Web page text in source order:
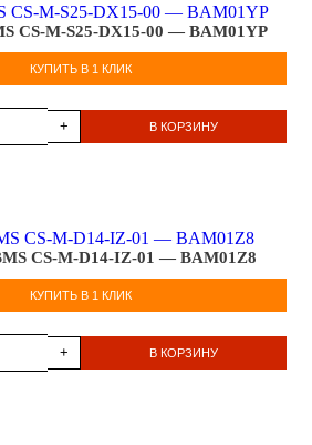
CS-M-S25-DX15-00 — BAM01YP
КУПИТЬ В 1 КЛИК
+ В КОРЗИНУ
CS-M-D14-IZ-01 — BAM01Z8
КУПИТЬ В 1 КЛИК
+ В КОРЗИНУ